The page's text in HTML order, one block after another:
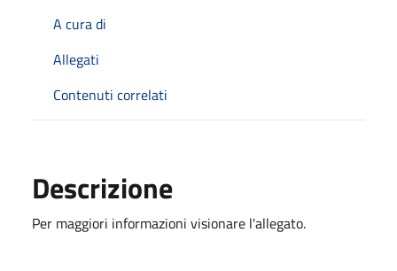
A cura di
Allegati
Contenuti correlati
Descrizione
Per maggiori informazioni visionare l'allegato.